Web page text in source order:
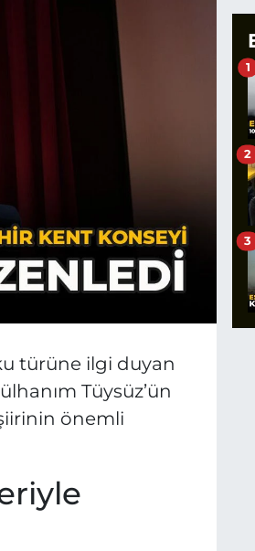
türüne ilgi duyan
Tüysüz’ün
önemli
1
2
3